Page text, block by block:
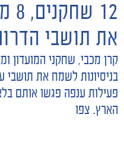
חדשות
את תושבי
קרן מכבי, שחקני המועדון
בניסיונות לשמח את תושבי
הארץ. צפו